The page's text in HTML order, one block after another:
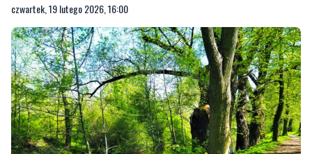
czwartek, 19 lutego 2026, 16:00